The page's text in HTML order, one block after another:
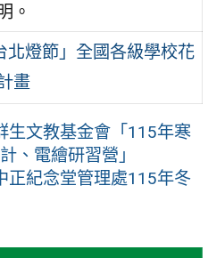
。
北燈節」全國各級學校花
畫
生文教基金會「115年寒
、電繪研習營」
正紀念堂管理處115年冬